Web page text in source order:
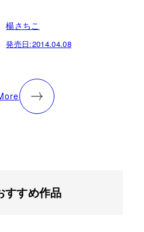
楊さちこ
発売日:2014.04.08
すすめ作品